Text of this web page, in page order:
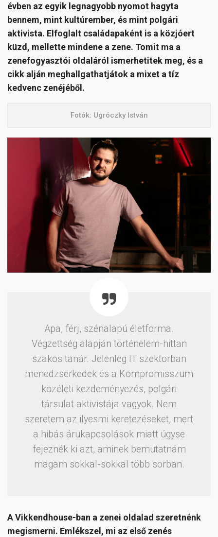
évben az egyik legnagyobb nyomot hagyta
bennem, mint kultúrember, és mint polgári
aktivista. Elfoglalt családapaként is a közjóert
küzd, mellette mindene a zene. Tomit ma a
zenefogyasztói oldaláról ismerhetitek meg, és a
cikk alján meghallgathatjátok a mixet a tíz
kedvenc zenéjéből.
Fotók: Ugróczky István
Apa, férj, szénalapú életforma.
Végzettség alapján történelem-hittan
szakos tanár. Jelenleg IT szektorban
menedzserkedek és a Kompromisszum
közéleti kezdeményezés, polgári
társulat aktivistája vagyok. Nem
szeretem az ilyesmi keretezéseket, mert
a hibás árukapcsolások miatt úgyse
fejeznék ki azt, aminek bemutatnám
magam sokkal-sokkal több sorban.
A Vikkendhouse-ban a zenei oldalad szeretnénk
megismerni. Emlékszel, mi az első zenés